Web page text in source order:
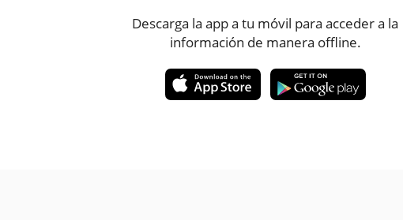
Descarga la app a tu móvil para acceder a la
información de manera offline.